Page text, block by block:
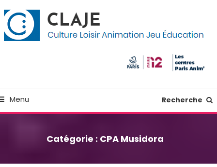
Menu Recherche
Catégorie : CPA Musidora